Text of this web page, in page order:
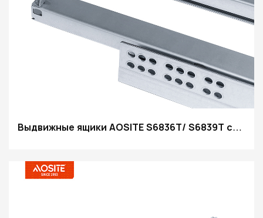
Выдвижные ящики AOSITE S6836T/ S6839T с
столешницу (с 3D-ручкой).